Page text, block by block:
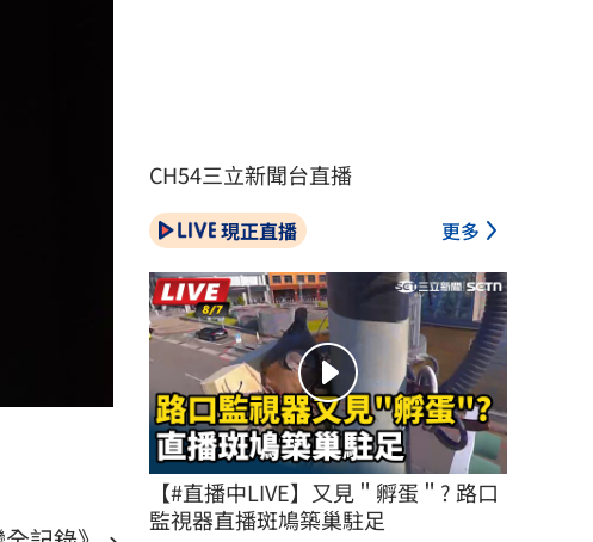
CH54三立新聞台直播
現正直播 更多
【#直播中LIVE】又見＂孵蛋＂? 路口
監視器直播斑鳩築巢駐足